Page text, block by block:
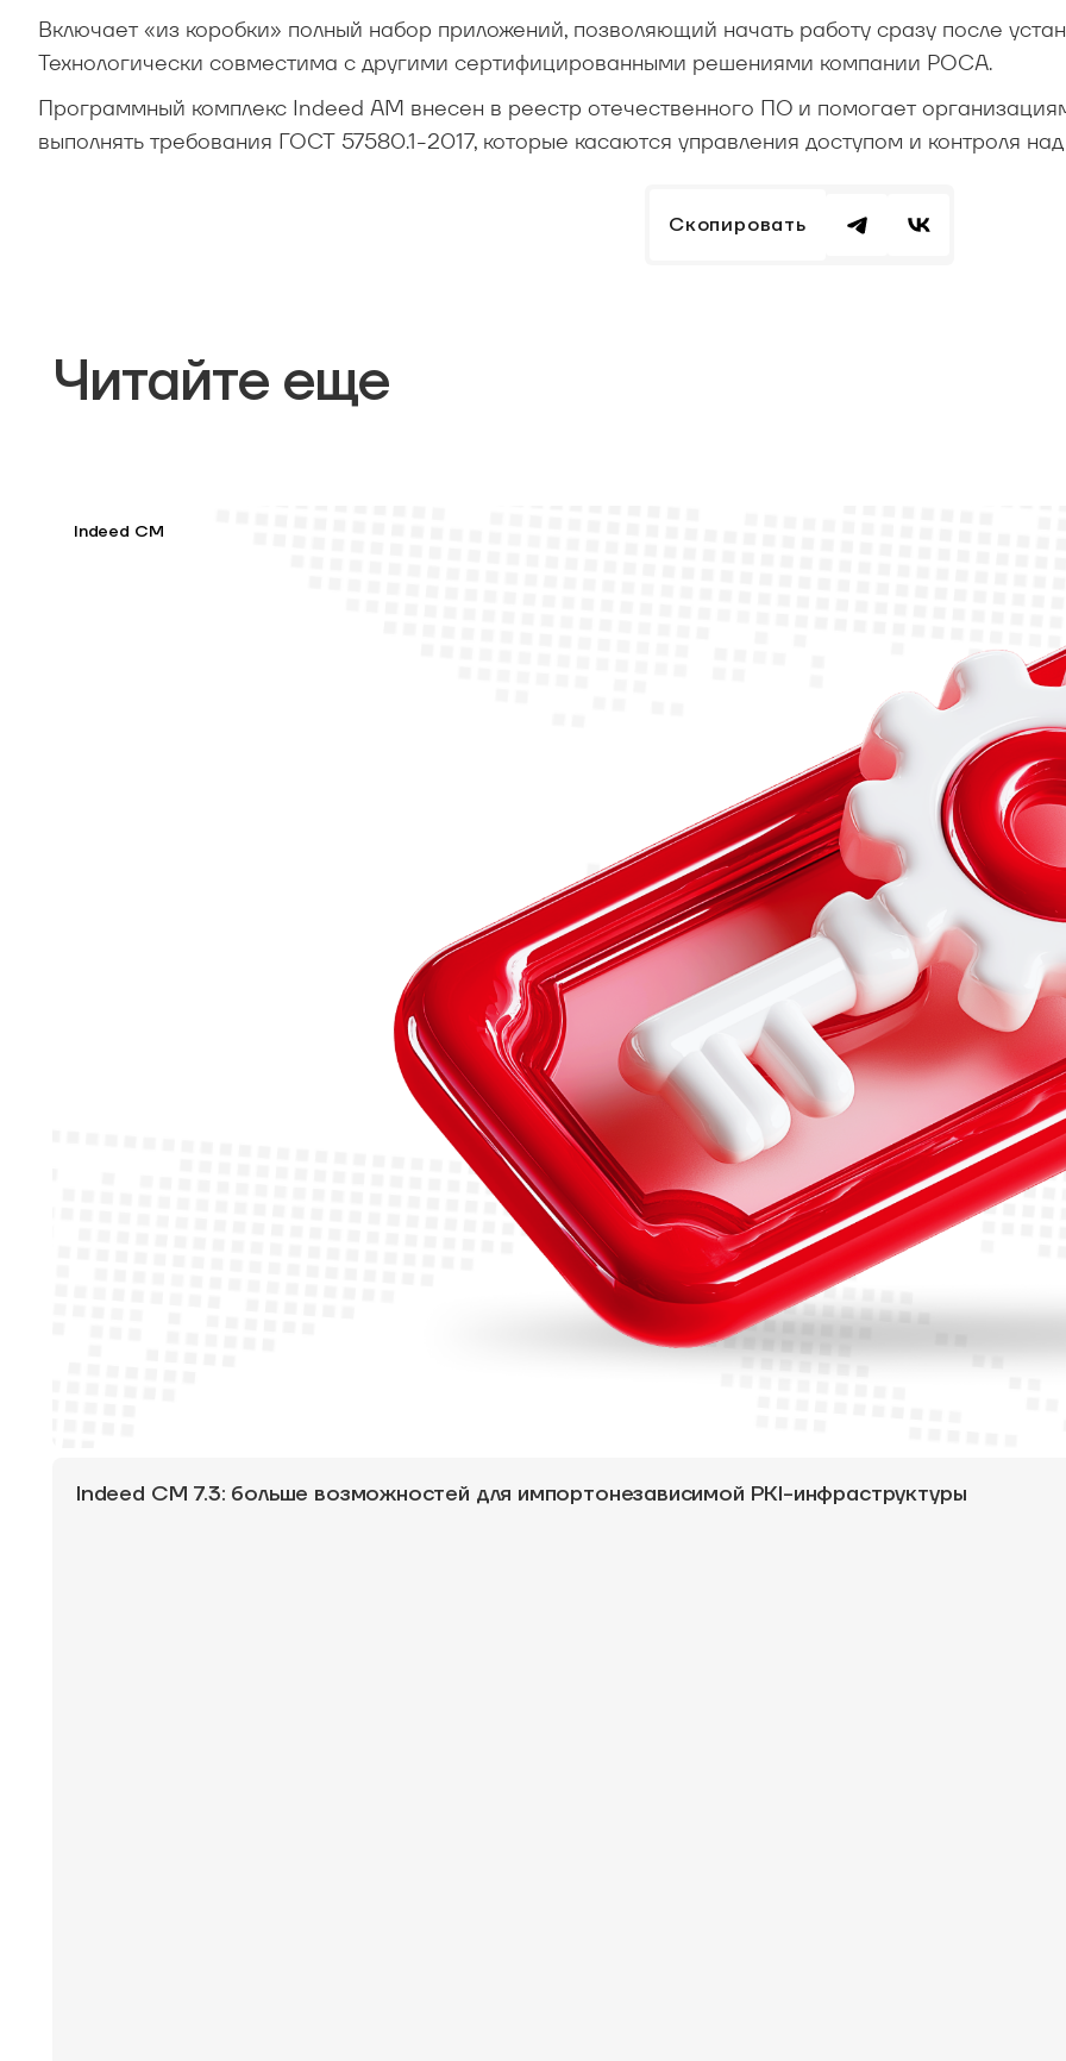
Включает «из коробки» полный набор приложений, позволяющий начать работу сразу после
Технологически совместима с другими сертифицированными решениями компании РОСА.
Программный комплекс Indeed AM внесен в реестр отечественного ПО и помогает
выполнять требования ГОСТ 57580.1-2017, которые касаются управления доступом и контроля
Скопировать
Читайте еще
Indeed CM
Indeed CM 7.3: больше возможностей для импортонезависимой PKI-инфраструктуры